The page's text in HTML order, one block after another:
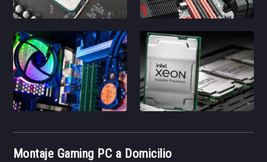
Montaje Gaming PC a Domicilio